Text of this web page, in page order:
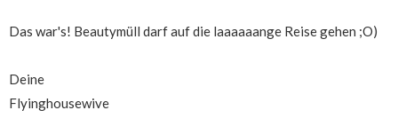
Das war's! Beautymüll darf auf die laaaaaange Reise gehen ;O)
Deine
Flyinghousewive